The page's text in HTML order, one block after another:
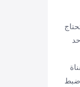
12303 للقناة
ضبط